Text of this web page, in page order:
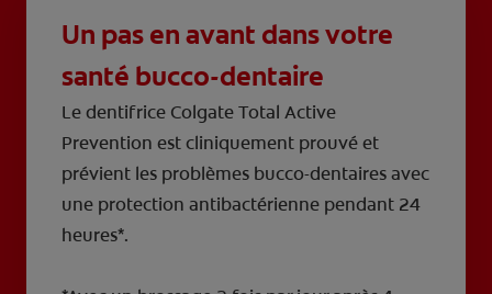
Un pas en avant dans votre
santé bucco-dentaire
Le dentifrice Colgate Total Active
Prevention est cliniquement prouvé et
prévient les problèmes bucco-dentaires avec
une protection antibactérienne pendant 24
heures*.